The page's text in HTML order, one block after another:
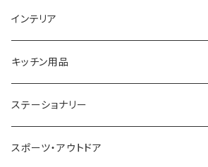
GAGA MILANO
CACTUS
TIMEX
NIXON
MICHAEL KORS
NO BRAND
SAAMA HOMME
ARNOLD PALMER
MICHAEL KORS
DIESEL
FOLLI FOLLIE
POLICE
PAUL HEWITT
22designstudio
栃木レザー
NIKE
DUNHILL
NEWYORKER
MANHATTAN PORTAGE
United HOMME
RODANIA
BEAMZSQUARE
インテリア
CRYSTOCRAFT
SEIKO
CITIZEN
キッチン用品
I'mD
Helios
ステーショナリー
LAMY
スポーツ・アウトドア